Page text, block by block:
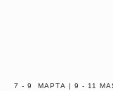
7 - 9 МАРТА | 9 - 11